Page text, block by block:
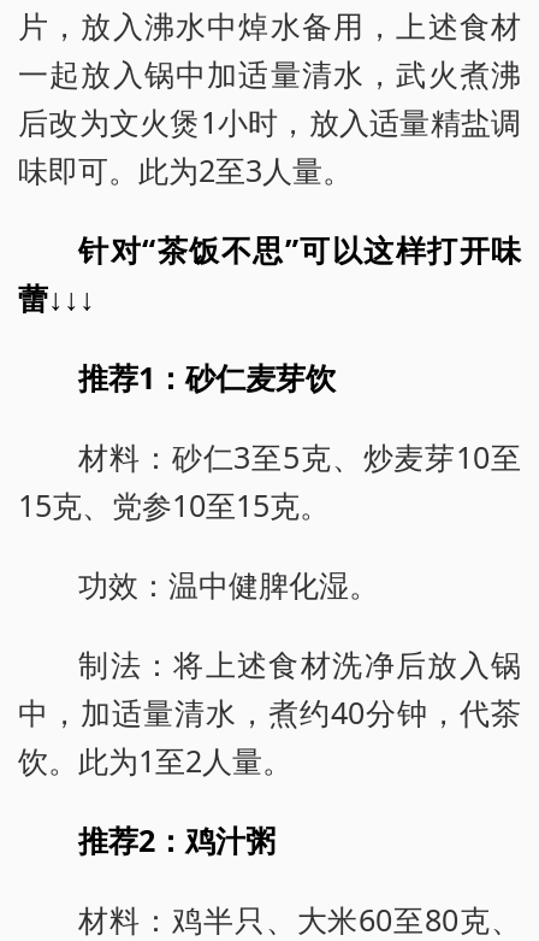
片，放入沸水中焯水备用，上述食材
一起放入锅中加适量清水，武火煮沸
后改为文火煲1小时，放入适量精盐调
味即可。此为2至3人量。
针对“茶饭不思”可以这样打开味
蕾↓↓↓
推荐1：砂仁麦芽饮
材料：砂仁3至5克、炒麦芽10至
15克、党参10至15克。
功效：温中健脾化湿。
制法：将上述食材洗净后放入锅
中，加适量清水，煮约40分钟，代茶
饮。此为1至2人量。
推荐2：鸡汁粥
材料：鸡半只、大米60至80克、